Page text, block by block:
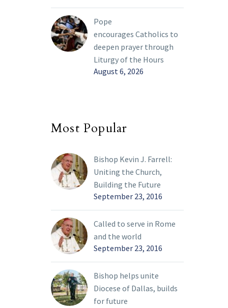
Pope
encourages Catholics to
deepen prayer through
Liturgy of the Hours
August 6, 2026
Most Popular
Bishop Kevin J. Farrell:
Uniting the Church,
Building the Future
September 23, 2016
Called to serve in Rome
and the world
September 23, 2016
Bishop helps unite
Diocese of Dallas, builds
for future